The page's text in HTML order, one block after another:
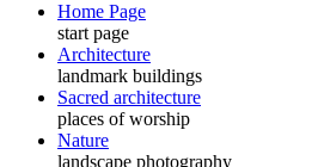
Home Page
start page
Architecture
landmark buildings
Sacred architecture
places of worship
Nature
landscape photography